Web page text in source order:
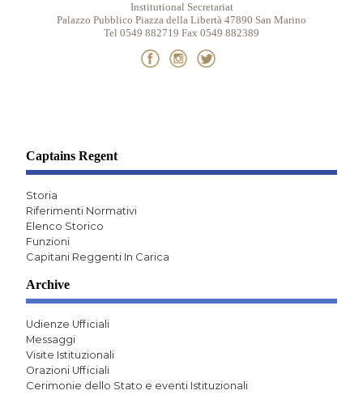
Institutional Secretariat
Palazzo Pubblico Piazza della Libertà 47890 San Marino
Tel 0549 882719 Fax 0549 882389
Captains Regent
Storia
Riferimenti Normativi
Elenco Storico
Funzioni
Capitani Reggenti In Carica
Archive
Udienze Ufficiali
Messaggi
Visite Istituzionali
Orazioni Ufficiali
Cerimonie dello Stato e eventi Istituzionali